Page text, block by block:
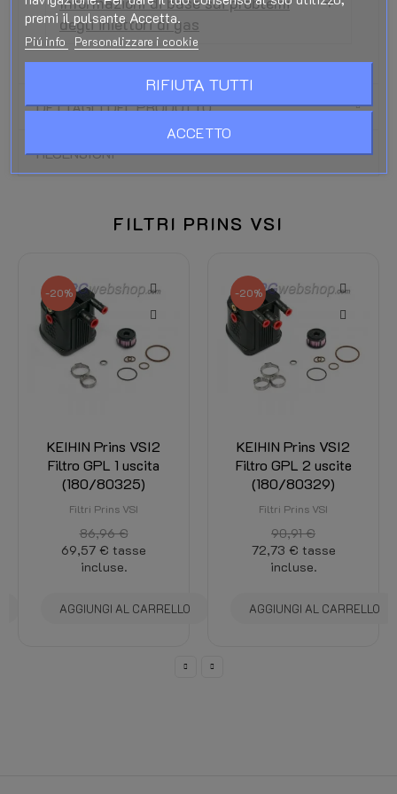
degli iniettori di gas
DETTAGLI DEL PRODOTTO
RECENSIONI
FILTRI PRINS VSI
-20%
KEIHIN Prins VSI2
Filtro GPL 1 uscita
(180/80325)
Filtri Prins VSI
86,96 €
69,57 € tasse
incluse.
AGGIUNGI AL CARRELLO
-20%
KEIHIN Prins VSI2
Filtro GPL 2 uscite
(180/80329)
Filtri Prins VSI
90,91 €
72,73 € tasse
incluse.
AGGIUNGI AL CARRELLO
premi il pulsante Accetta.
Piú info Personalizzare i cookie
RIFIUTA TUTTI
ACCETTO